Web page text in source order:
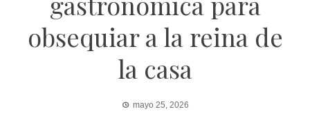
obsequiar a la reina de
la casa
mayo 25, 2026